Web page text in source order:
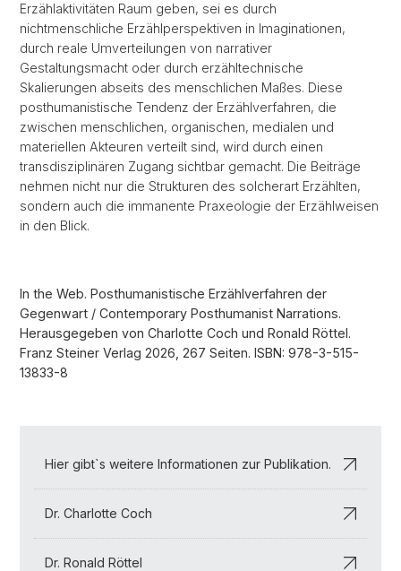
Erzählaktivitäten Raum geben, sei es durch
nichtmenschliche Erzählperspektiven in Imaginationen,
durch reale Umverteilungen von narrativer
Gestaltungsmacht oder durch erzähltechnische
Skalierungen abseits des menschlichen Maßes. Diese
posthumanistische Tendenz der Erzählverfahren, die
zwischen menschlichen, organischen, medialen und
materiellen Akteuren verteilt sind, wird durch einen
transdisziplinären Zugang sichtbar gemacht. Die Beiträge
nehmen nicht nur die Strukturen des solcherart Erzählten,
sondern auch die immanente Praxeologie der Erzählweisen
in den Blick.
In the Web. Posthumanistische Erzählverfahren der
Gegenwart / Contemporary Posthumanist Narrations.
Herausgegeben von Charlotte Coch und Ronald Röttel.
Franz Steiner Verlag 2026, 267 Seiten. ISBN: 978-3-515-
13833-8
Hier gibt`s weitere Informationen zur Publikation.
Dr. Charlotte Coch
Dr. Ronald Röttel